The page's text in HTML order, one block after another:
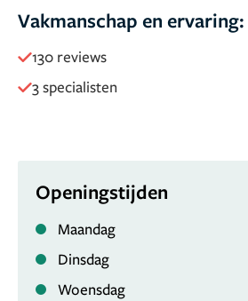
esthetiek en veiligheid. Het
Clinics is mensen op een
vooral gelukkiger te maken.
Neem vrijblijvend contact op voor
Vakmanschap en ervaring:
130 reviews
3 specialisten
Openingstijden
Maandag
Dinsdag
Woensdag